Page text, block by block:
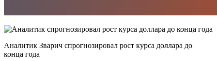
Аналитик Зварич спрогнозировал рост курса доллара до
конца года